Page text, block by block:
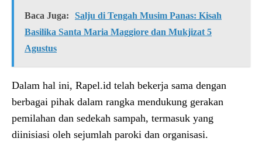
Baca Juga:
Salju di Tengah Musim Panas: Kisah
Basilika Santa Maria Maggiore dan Mukjizat 5
Agustus
Dalam hal ini, Rapel.id telah bekerja sama dengan
berbagai pihak dalam rangka mendukung gerakan
pemilahan dan sedekah sampah, termasuk yang
diinisiasi oleh sejumlah paroki dan organisasi.